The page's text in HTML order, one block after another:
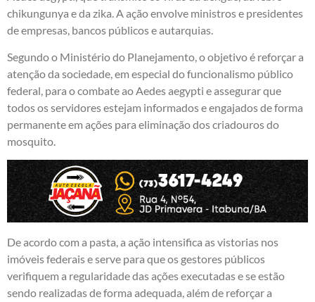
chikungunya e da zika. A ação envolve ministros e presidentes
de empresas, bancos públicos e autarquias.
Segundo o Ministério do Planejamento, o objetivo é reforçar a
atenção da sociedade, em especial do funcionalismo público
federal, para o combate ao Aedes aegypti e assegurar que
todos os servidores estejam informados e engajados de forma
permanente em ações para eliminação dos criadouros do
mosquito.
De acordo com a pasta, a ação intensifica as vistorias nos
imóveis federais e serve para que os gestores públicos
verifiquem a regularidade das ações executadas e se estão
sendo realizadas de forma adequada, além de reforçar a